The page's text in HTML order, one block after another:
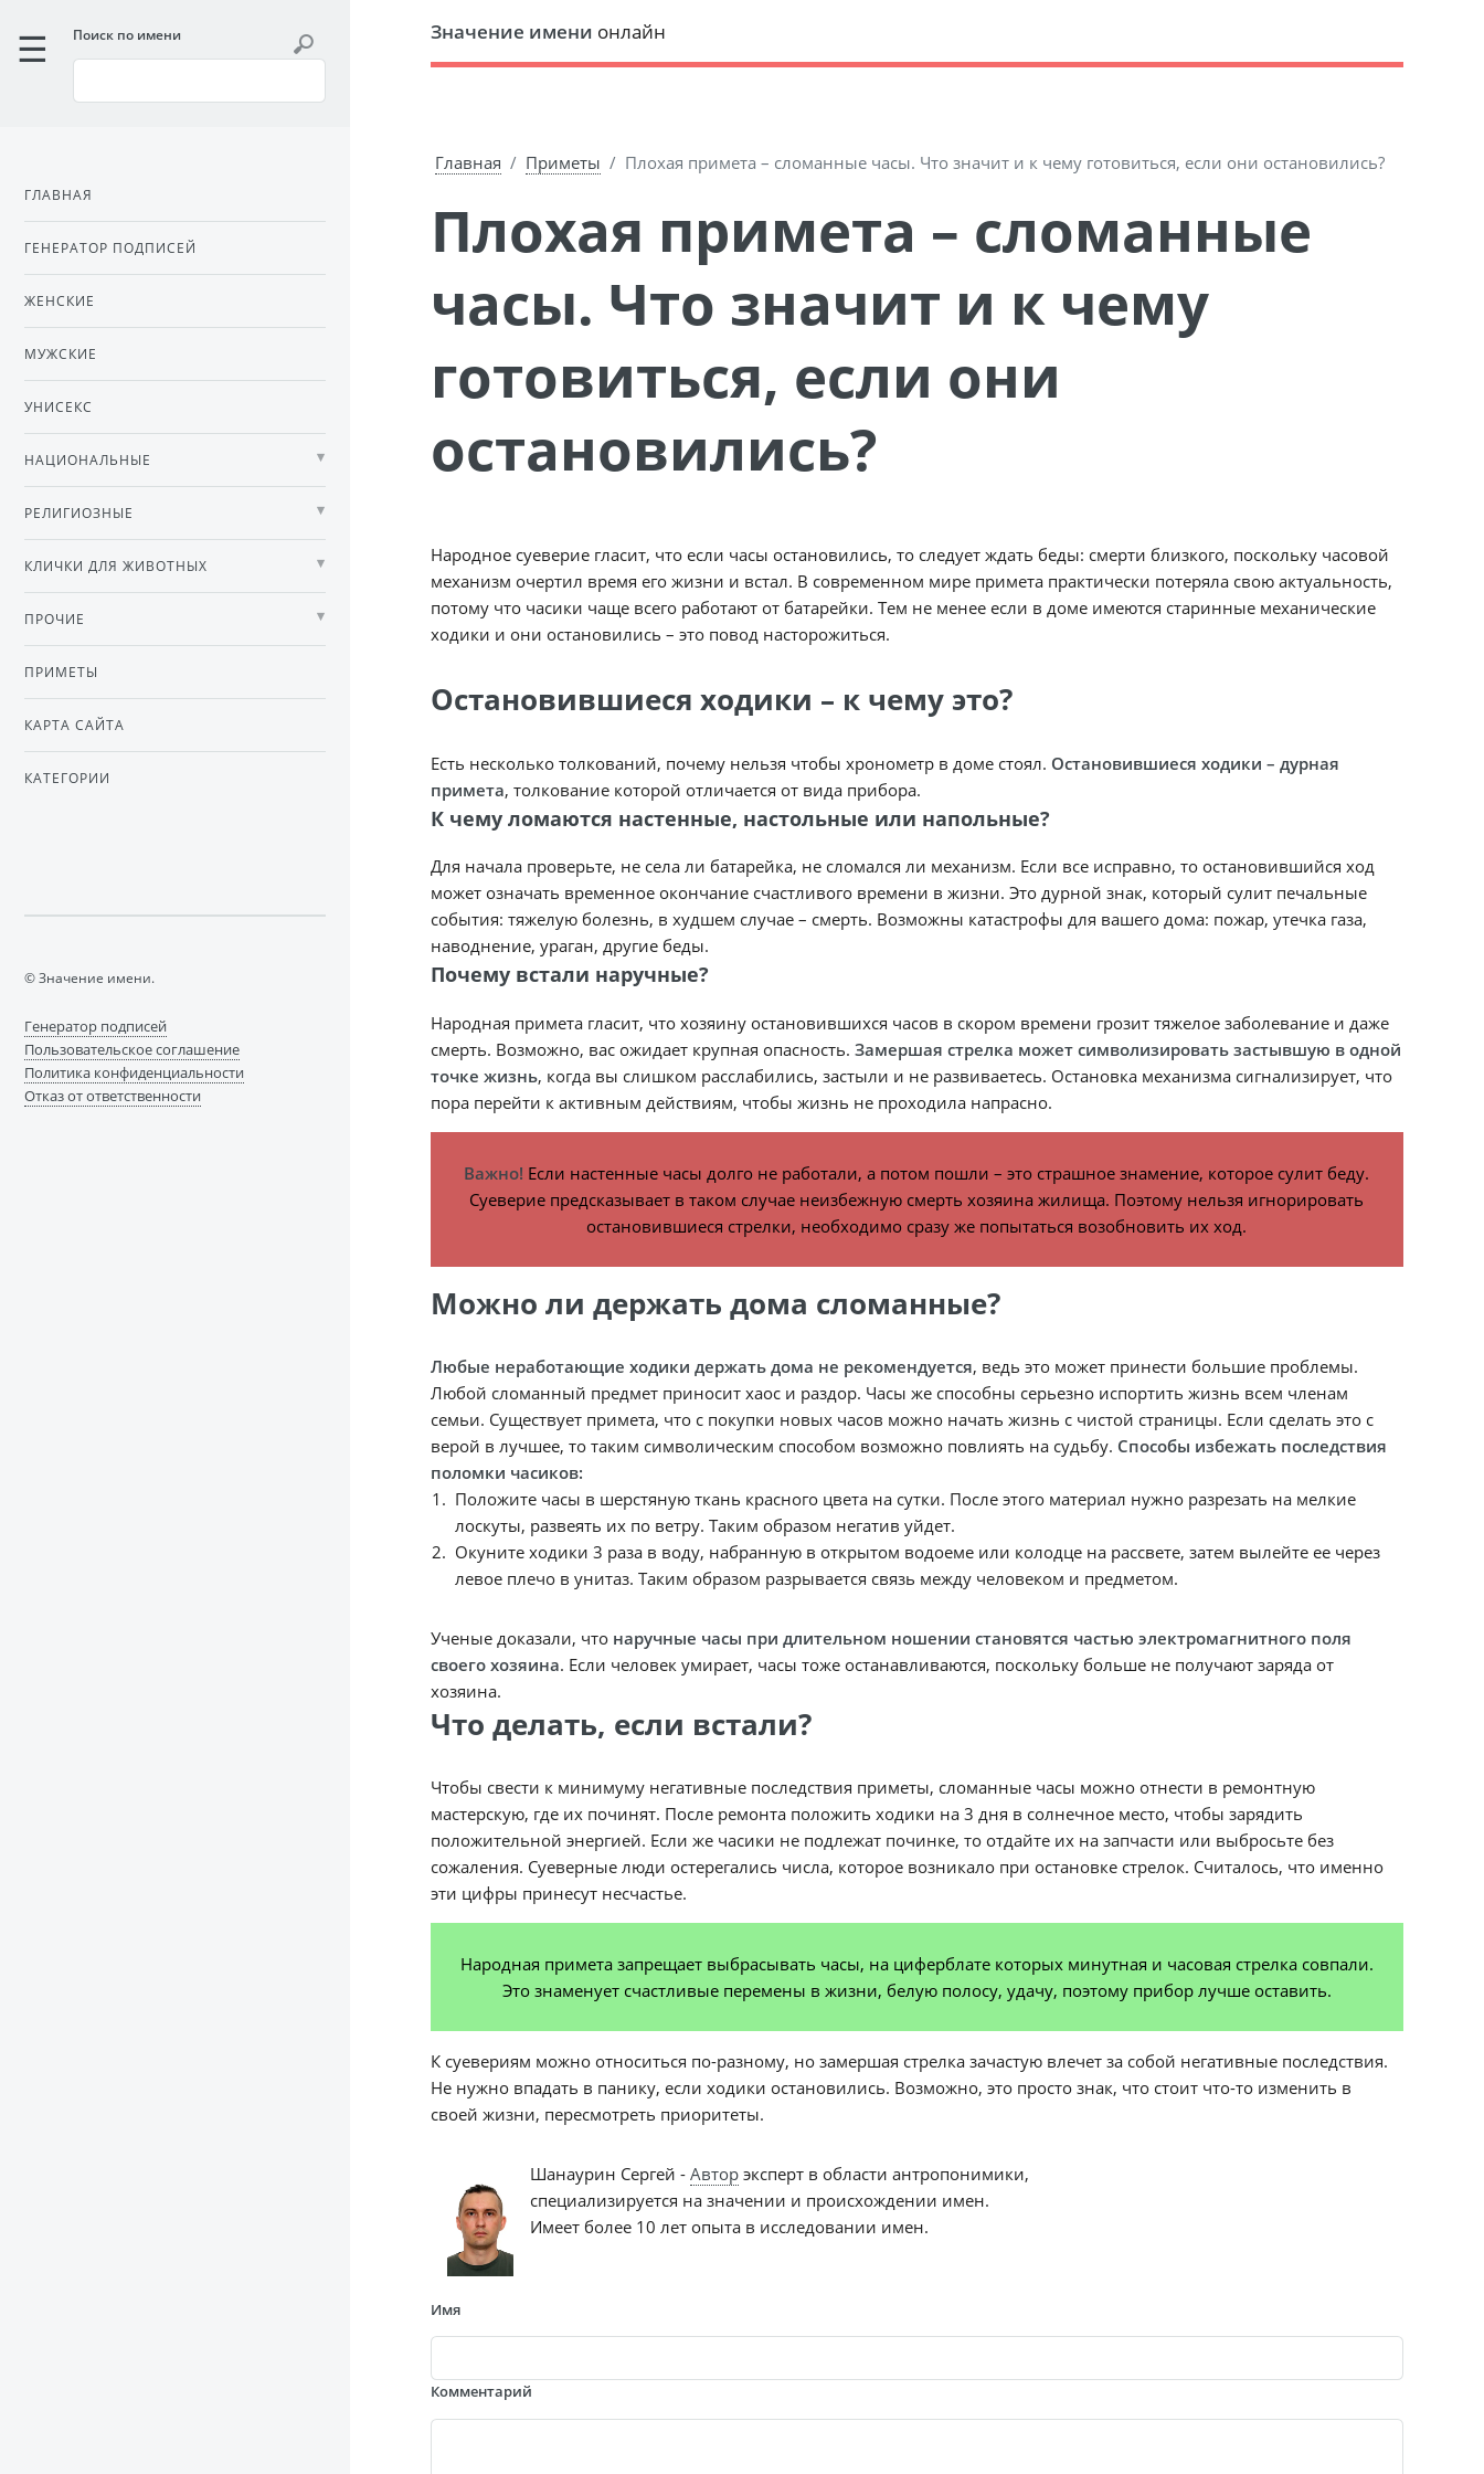
Значение имени онлайн
Главная Приметы Плохая примета – сломанные часы. Что значит и к чему готовиться, если они остановились?
Плохая примета – сломанные
часы. Что значит и к чему
готовиться, если они
остановились?
Народное суеверие гласит, что если часы остановились, то следует ждать беды: смерти близкого, поскольку часовой
механизм очертил время его жизни и встал. В современном мире примета практически потеряла свою актуальность,
потому что часики чаще всего работают от батарейки. Тем не менее если в доме имеются старинные механические
ходики и они остановились – это повод насторожиться.
Остановившиеся ходики – к чему это?
Есть несколько толкований, почему нельзя чтобы хронометр в доме стоял. Остановившиеся ходики – дурная
примета, толкование которой отличается от вида прибора.
К чему ломаются настенные, настольные или напольные?
Для начала проверьте, не села ли батарейка, не сломался ли механизм. Если все исправно, то остановившийся ход
может означать временное окончание счастливого времени в жизни. Это дурной знак, который сулит печальные
события: тяжелую болезнь, в худшем случае – смерть. Возможны катастрофы для вашего дома: пожар, утечка газа,
наводнение, ураган, другие беды.
Почему встали наручные?
Народная примета гласит, что хозяину остановившихся часов в скором времени грозит тяжелое заболевание и даже
смерть. Возможно, вас ожидает крупная опасность.Замершая стрелка может символизировать застывшую в одной
точке жизнь, когда вы слишком расслабились, застыли и не развиваетесь. Остановка механизма сигнализирует, что
пора перейти к активным действиям, чтобы жизнь не проходила напрасно.
Важно! Если настенные часы долго не работали, а потом пошли – это страшное знамение, которое сулит беду.
Суеверие предсказывает в таком случае неизбежную смерть хозяина жилища. Поэтому нельзя игнорировать
остановившиеся стрелки, необходимо сразу же попытаться возобновить их ход.
Можно ли держать дома сломанные?
Любые неработающие ходики держать дома не рекомендуется, ведь это может принести большие проблемы.
Любой сломанный предмет приносит хаос и раздор. Часы же способны серьезно испортить жизнь всем членам
семьи. Существует примета, что с покупки новых часов можно начать жизнь с чистой страницы. Если сделать это с
верой в лучшее, то таким символическим способом возможно повлиять на судьбу. Способы избежать последствия
поломки часиков:
Положите часы в шерстяную ткань красного цвета на сутки. После этого материал нужно разрезать на мелкие
лоскуты, развеять их по ветру. Таким образом негатив уйдет.
Окуните ходики 3 раза в воду, набранную в открытом водоеме или колодце на рассвете, затем вылейте ее через
левое плечо в унитаз. Таким образом разрывается связь между человеком и предметом.
Ученые доказали, что наручные часы при длительном ношении становятся частью электромагнитного поля
своего хозяина. Если человек умирает, часы тоже останавливаются, поскольку больше не получают заряда от
хозяина.
Что делать, если встали?
Чтобы свести к минимуму негативные последствия приметы, сломанные часы можно отнести в ремонтную
мастерскую, где их починят. После ремонта положить ходики на 3 дня в солнечное место, чтобы зарядить
положительной энергией. Если же часики не подлежат починке, то отдайте их на запчасти или выбросьте без
сожаления. Суеверные люди остерегались числа, которое возникало при остановке стрелок. Считалось, что именно
эти цифры принесут несчастье.
Народная примета запрещает выбрасывать часы, на циферблате которых минутная и часовая стрелка совпали.
Это знаменует счастливые перемены в жизни, белую полосу, удачу, поэтому прибор лучше оставить.
К суевериям можно относиться по-разному, но замершая стрелка зачастую влечет за собой негативные последствия.
Не нужно впадать в панику, если ходики остановились. Возможно, это просто знак, что стоит что-то изменить в
своей жизни, пересмотреть приоритеты.
Шанаурин Сергей -Автор эксперт в области антропонимики,
специализируется на значении и происхождении имен.
Имеет более 10 лет опыта в исследовании имен.
Имя
Комментарий
Поиск по имени
ГЛАВНАЯ
ГЕНЕРАТОР ПОДПИСЕЙ
ЖЕНСКИЕ
МУЖСКИЕ
УНИСЕКС
НАЦИОНАЛЬНЫЕ
РЕЛИГИОЗНЫЕ
КЛИЧКИ ДЛЯ ЖИВОТНЫХ
ПРОЧИЕ
ПРИМЕТЫ
КАРТА САЙТА
КАТЕГОРИИ
© Значение имени.
Генератор подписей
Пользовательское соглашение
Политика конфиденциальности
Отказ от ответственности